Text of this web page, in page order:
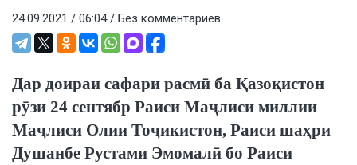
24.09.2021 / 06:04 / Без комментариев
Дар доираи сафари расмӣ ба Қазоқистон
рӯзи 24 сентябр Раиси Маҷлиси миллии
Маҷлиси Олии Тоҷикистон, Раиси шаҳри
Душанбе Рустами Эмомалӣ бо Раиси